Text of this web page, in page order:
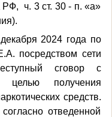
РФ, ч. 3 ст. 30 - п. «а»
2024 года по
посредством сети
сговор с
целью получения
средств.
отведенной